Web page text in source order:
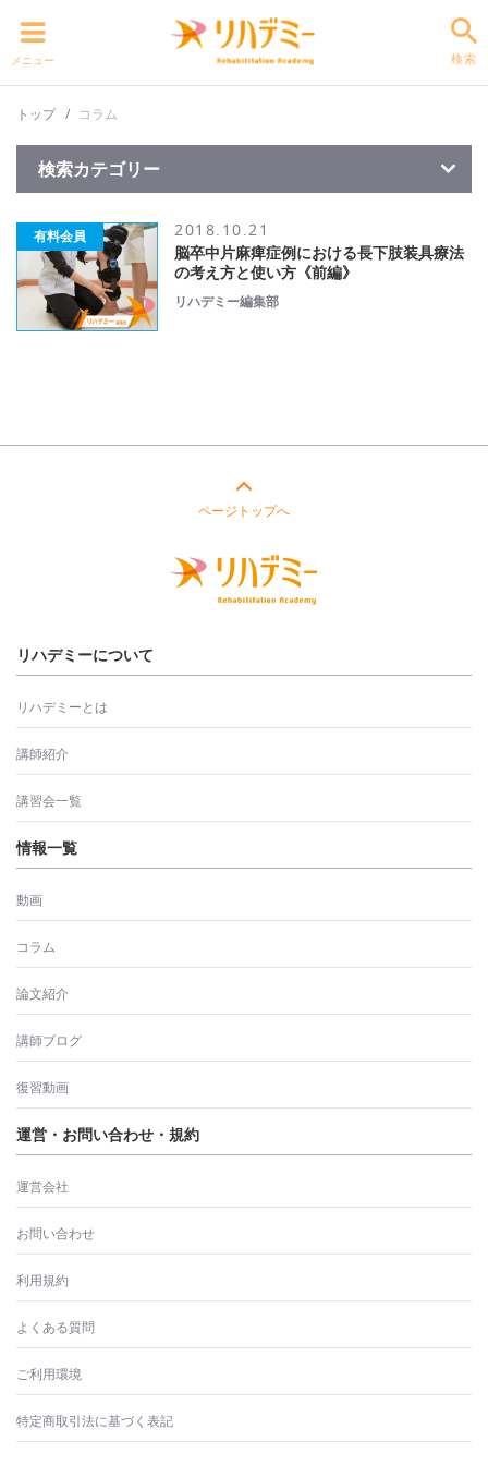
メニュー 検索
トップ コラム
検索カテゴリー
有料会員
2018.10.21
脳卒中片麻痺症例における長下肢装具療法
の考え方と使い方《前編》
リハデミー編集部
ページトップへ
リハデミーについて
リハデミーとは
講師紹介
講習会一覧
情報一覧
動画
コラム
論文紹介
講師ブログ
復習動画
運営・お問い合わせ・規約
運営会社
お問い合わせ
利用規約
よくある質問
ご利用環境
特定商取引法に基づく表記